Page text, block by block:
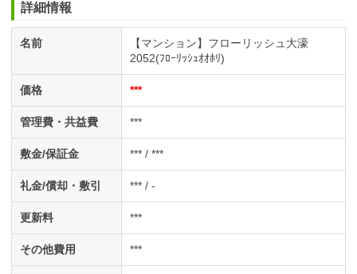
詳細情報
名前
【マンション】フローリッシュ大濠
2052(ﾌﾛｰﾘｯｼｭｵｵﾎﾘ)
価格 ***
管理費・共益費 ***
敷金/保証金 *** / ***
礼金/償却・敷引 *** / -
更新料 ***
その他費用 ***